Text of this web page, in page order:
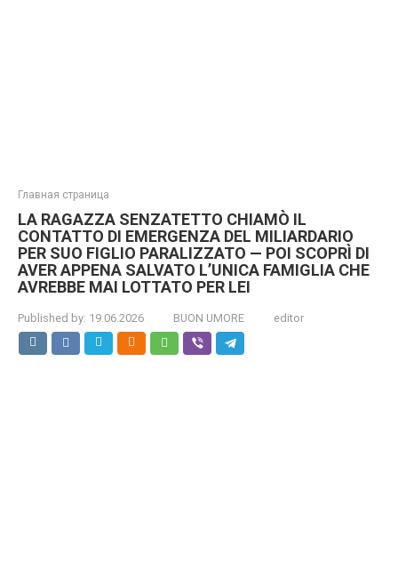
Главная страница
LA RAGAZZA SENZATETTO CHIAMÒ IL
CONTATTO DI EMERGENZA DEL MILIARDARIO
PER SUO FIGLIO PARALIZZATO — POI SCOPRÌ DI
AVER APPENA SALVATO L’UNICA FAMIGLIA CHE
AVREBBE MAI LOTTATO PER LEI
Published by: 19.06.2026 BUON UMORE editor